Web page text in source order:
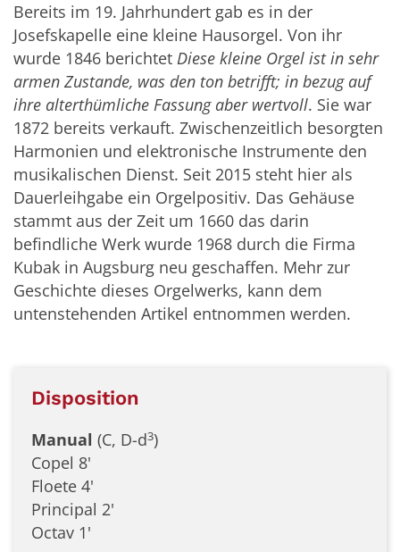
Bereits im 19. Jahrhundert gab es in der
Josefskapelle eine kleine Hausorgel. Von ihr
wurde 1846 berichtet Diese kleine Orgel ist in sehr
armen Zustande, was den ton betrifft; in bezug auf
ihre alterthümliche Fassung aber wertvoll. Sie war
1872 bereits verkauft. Zwischenzeitlich besorgten
Harmonien und elektronische Instrumente den
musikalischen Dienst. Seit 2015 steht hier als
Dauerleihgabe ein Orgelpositiv. Das Gehäuse
stammt aus der Zeit um 1660 das darin
befindliche Werk wurde 1968 durch die Firma
Kubak in Augsburg neu geschaffen. Mehr zur
Geschichte dieses Orgelwerks, kann dem
untenstehenden Artikel entnommen werden.
Disposition
Manual (C, D-d3)
Copel 8'
Floete 4'
Principal 2'
Octav 1'